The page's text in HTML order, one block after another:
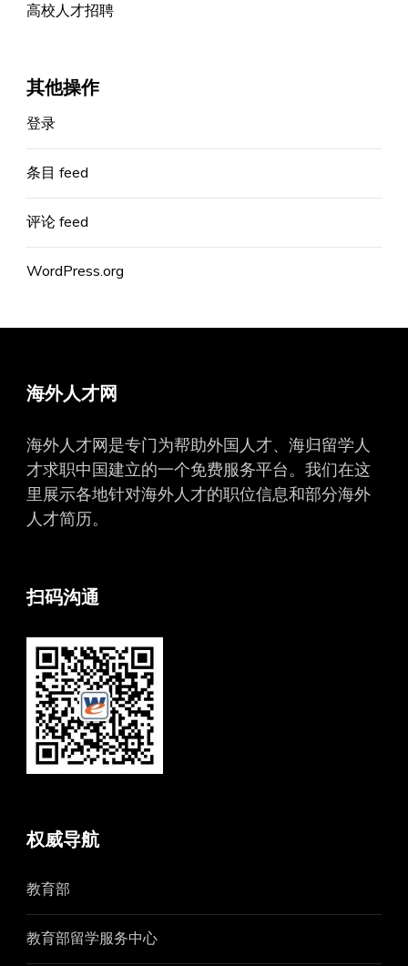
高校人才招聘
其他操作
登录
条目 feed
评论 feed
WordPress.org
海外人才网
海外人才网是专门为帮助外国人才、海归留学人
才求职中国建立的一个免费服务平台。我们在这
里展示各地针对海外人才的职位信息和部分海外
人才简历。
扫码沟通
权威导航
教育部
教育部留学服务中心